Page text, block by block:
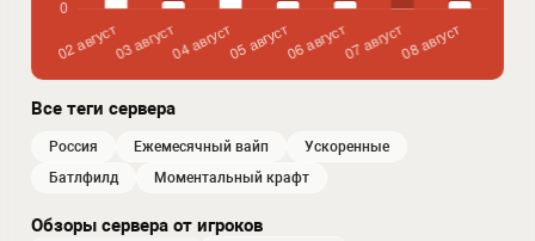
Все теги сервера
россия ежемесячный вайп
ускоренные
батлфилд
моментальный крафт
Обзоры сервера от игроков